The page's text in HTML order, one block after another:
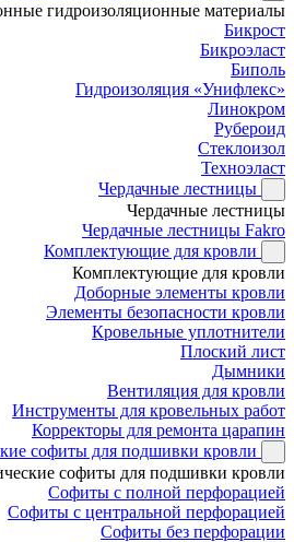
гидроизоляционные материалы
Бикрост
Бикроэласт
Биполь
Гидроизоляция «Унифлекс»
Линокром
Рубероид
Стеклоизол
Техноэласт
Чердачные лестницы
Чердачные лестницы
Чердачные лестницы Fakro
Комплектующие для кровли
Комплектующие для кровли
Доборные элементы кровли
Элементы безопасности кровли
Кровельные уплотнители
Плоский лист
Дымники
Вентиляция для кровли
Инструменты для кровельных работ
Корректоры для ремонта царапин
софиты для подшивки кровли
софиты для подшивки кровли
Софиты с полной перфорацией
Софиты с центральной перфорацией
Софиты без перфорации